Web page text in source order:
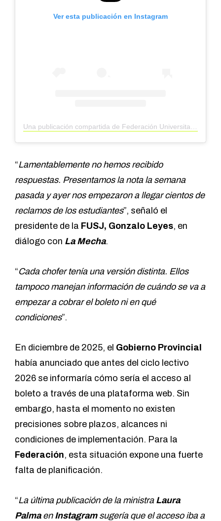
Ver esta publicación en Instagram
“Lamentablemente no hemos recibido
respuestas. Presentamos la nota la semana
pasada y ayer nos empezaron a llegar cientos de
reclamos de los estudiantes”, señaló el
presidente de la FUSJ, Gonzalo Leyes, en
diálogo con La Mecha.
“Cada chofer tenía una versión distinta. Ellos
tampoco manejan información de cuándo se va a
empezar a cobrar el boleto ni en qué
condiciones”.
En diciembre de 2025, el Gobierno Provincial
había anunciado que antes del ciclo lectivo
2026 se informaría cómo sería el acceso al
boleto a través de una plataforma web. Sin
embargo, hasta el momento no existen
precisiones sobre plazos, alcances ni
condiciones de implementación. Para la
Federación, esta situación expone una fuerte
falta de planificación.
“La última publicación de la ministra Laura
Palmaen Instagram sugería que el acceso iba a